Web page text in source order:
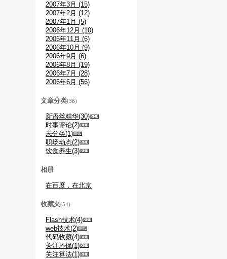
2007年3月 (15)
2007年2月 (12)
2007年1月 (5)
2006年12月 (10)
2006年11月 (6)
2006年10月 (9)
2006年9月 (6)
2006年8月 (19)
2006年7月 (28)
2006年6月 (56)
文章分类(38)
新语丝精华(30)
时事评论(2)
未分类(1)
职场动态(2)
饮食养生(3)
相册
在百度，在北京
收藏夹(54)
Flash技术(4)
web技术(2)
代码收藏(4)
关注环保(1)
关注算法(1)